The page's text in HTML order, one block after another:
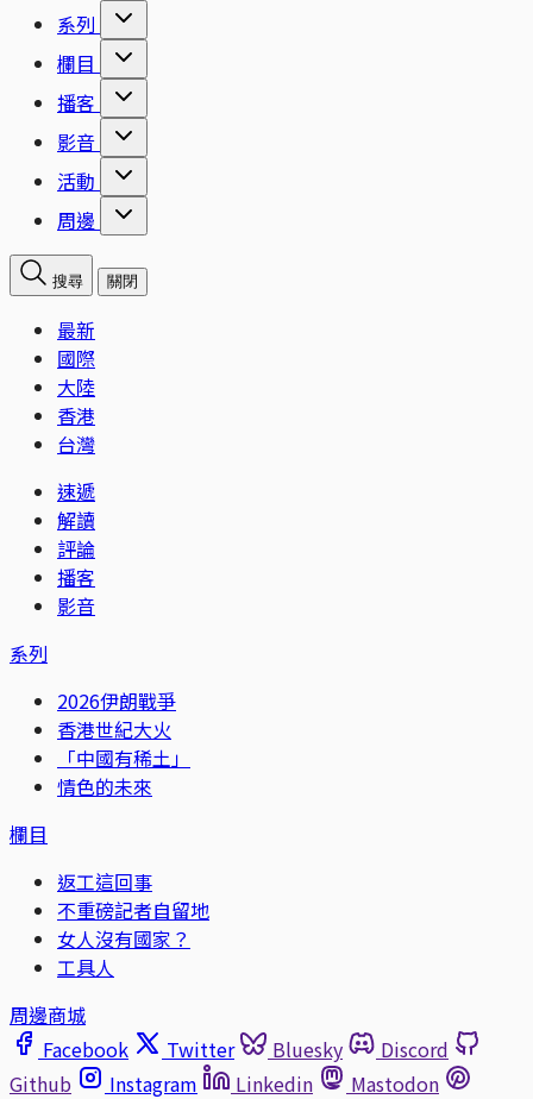
系列
欄目
播客
影音
活動
周邊
搜尋 關閉
最新
國際
大陸
香港
台灣
速遞
解讀
評論
播客
影音
系列
2026伊朗戰爭
香港世紀大火
「中國有稀土」
情色的未來
欄目
返工這回事
不重磅記者自留地
女人沒有國家？
工具人
周邊商城
Facebook
Twitter Bluesky
Discord
Github
Instagram Linkedin
Mastodon